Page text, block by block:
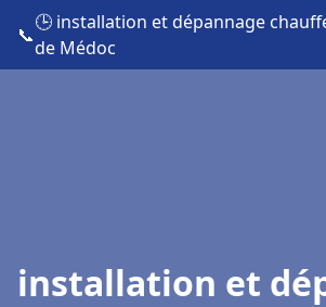
📞
🕒 installation et dépannage
de Médoc
installation et